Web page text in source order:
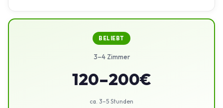
BELIEBT
3–4 Zimmer
120–200€
ca. 3–5 Stunden